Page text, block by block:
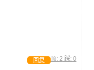
顶: 2 踩: 0
回复